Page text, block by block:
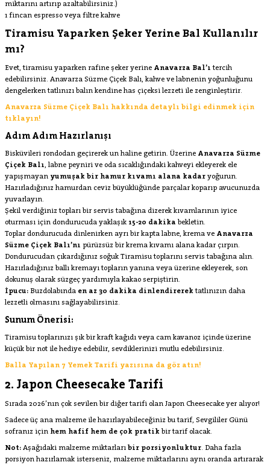
miktarını artırıp azaltabilirsiniz.)
1 fincan espresso veya filtre kahve
Tiramisu Yaparken Şeker Yerine Bal Kullanılır
mı?
Evet, tiramisu yaparken rafine şeker yerine Anavarza Bal’ı tercih
edebilirsiniz. Anavarza Süzme Çiçek Balı, kahve ve labnenin yoğunluğunu
dengelerken tatlınızı balın kendine has çiçeksi lezzeti ile zenginleştirir.
Anavarza Süzme Çiçek Balı hakkında detaylı bilgi edinmek için
tıklayın!
Adım Adım Hazırlanışı
Bisküvileri rondodan geçirerek un haline getirin. Üzerine Anavarza Süzme
Çiçek Balı, labne peyniri ve oda sıcaklığındaki kahveyi ekleyerek ele
yapışmayan yumuşak bir hamur kıvamı alana kadar yoğurun.
Hazırladığınız hamurdan ceviz büyüklüğünde parçalar koparıp avucunuzda
yuvarlayın.
Şekil verdiğiniz topları bir servis tabağına dizerek kıvamlarının iyice
oturması için dondurucuda yaklaşık 15-20 dakika bekletin.
Toplar dondurucuda dinlenirken ayrı bir kapta labne, krema ve Anavarza
Süzme Çiçek Balı’nı pürüzsüz bir krema kıvamı alana kadar çırpın.
Dondurucudan çıkardığınız soğuk Tiramisu toplarını servis tabağına alın.
Hazırladığınız ballı kremayı topların yanına veya üzerine ekleyerek, son
dokunuş olarak süzgeç yardımıyla kakao serpiştirin.
İpucu: Buzdolabında en az 30 dakika dinlendirerektatlınızın daha
lezzetli olmasını sağlayabilirsiniz.
Sunum Önerisi:
Tiramisu toplarınızı şık bir kraft kağıdı veya cam kavanoz içinde üzerine
küçük bir not ile hediye edebilir, sevdiklerinizi mutlu edebilirsiniz.
Balla Yapılan 7 Yemek Tarifi yazısına da göz atın!
2. Japon Cheesecake Tarifi
Sırada 2026’nın çok sevilen bir diğer tarifi olan Japon Cheesecake yer alıyor!
Sadece üç ana malzeme ile hazırlayabileceğiniz bu tarif, Sevgililer Günü
sofranız için hem hafif hem de çok pratik bir tarif olacak.
Not: Aşağıdaki malzeme miktarları bir porsiyonluktur. Daha fazla
porsiyon hazırlamak isterseniz, malzeme miktarlarını aynı oranda artırarak